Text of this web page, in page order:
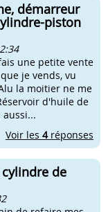
démarreur
piston
une petite vente
je vends, vu
la moitier ne me
d'huile de
aussi...
Voir les 4réponses
de